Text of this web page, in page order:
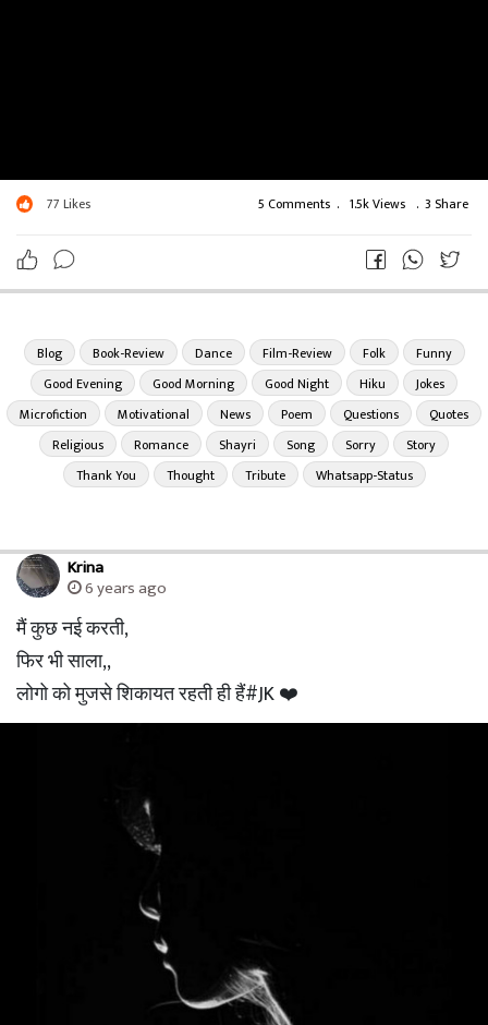
77 Likes 5 Comments . 1.5k Views . 3 Share
Blog Book-Review Dance Film-Review Folk
Funny
Good Evening
Good Morning Good Night Hiku
Jokes
Microfiction
Motivational News Poem Questions
Quotes
Religious
Romance Shayri Song Sorry
Story
Thank You
Thought Tribute Whatsapp-Status
Krina
6 years ago
मैं कुछ नई करती,
फिर भी साला,,
लोगो को मुजसे शिकायत रहती ही हैं#JK ❤️